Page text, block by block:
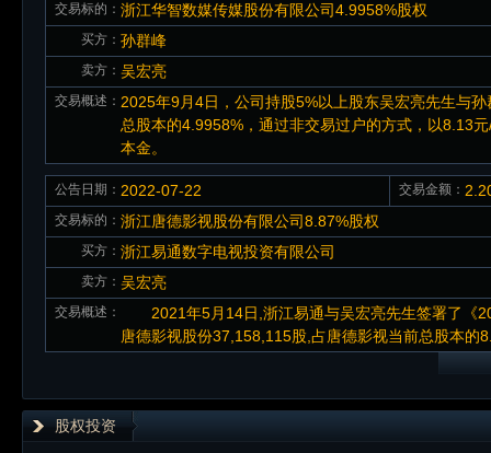
交易标的： 浙江华智数媒传媒股份有限公司4.9958%股权
买方： 孙群峰
卖方： 吴宏亮
交易概述： 2025年9月4日，公司持股5%以上股东吴宏亮先生与
总股本的4.9958%，通过非交易过户的方式，以8.13
本金。
公告日期： 2022-07-22 交易金额：
交易标的： 浙江唐德影视股份有限公司8.87%股权
买方： 浙江易通数字电视投资有限公司
卖方： 吴宏亮
交易概述：
2021年5月14日,浙江易通与吴宏亮先生签署了《
唐德影视股份37,158,115股,占唐德影视当前总股本的
股权投资